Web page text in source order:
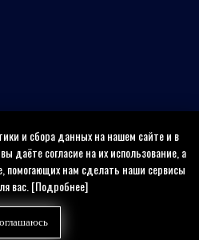
и сбора данных на нашем сайте и в
даёте согласие на их использование, а
помогающих нам сделать наши сервисы
вас.[Подробнее]